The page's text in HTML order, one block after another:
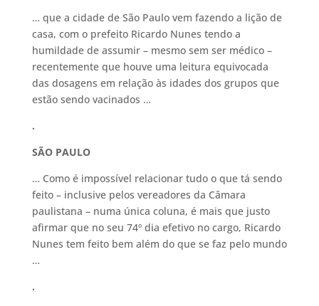
… que a cidade de São Paulo vem fazendo a lição de
casa, com o prefeito Ricardo Nunes tendo a
humildade de assumir – mesmo sem ser médico –
recentemente que houve uma leitura equivocada
das dosagens em relação às idades dos grupos que
estão sendo vacinados …
.
SÃO PAULO
… Como é impossível relacionar tudo o que tá sendo
feito – inclusive pelos vereadores da Câmara
paulistana – numa única coluna, é mais que justo
afirmar que no seu 74º dia efetivo no cargo, Ricardo
Nunes tem feito bem além do que se faz pelo mundo
…
.